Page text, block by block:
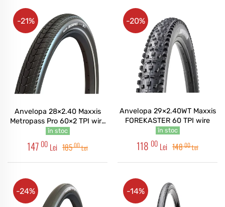
Anvelopa 28×2.40 Maxxis
Metropass Pro 60×2 TPI wire
4S, RI+REF
în stoc
147 00 Lei 18500Lei
-21%
Anvelopa 29×2.40WT Maxxis
FOREKASTER 60 TPI wire
în stoc
118 00 Lei 14800Lei
-20%
-24% -14%